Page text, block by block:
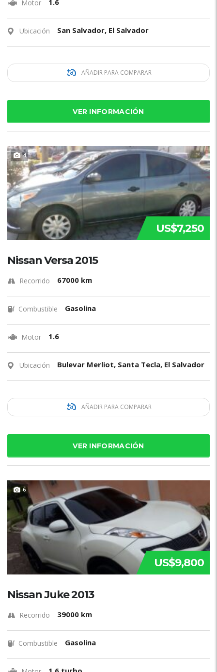
Motor 1.6
Ubicación San Salvador, El Salvador
AÑADIR PARA COMPARAR
VER INFORMACIÓN
4
US$7,250
Nissan Versa 2015
Recorrido 67000 km
Combustible Gasolina
Motor 1.6
Ubicación Bulevar Merliot, Santa Tecla, El Salvador
AÑADIR PARA COMPARAR
VER INFORMACIÓN
6
US$9,800
Nissan Juke 2013
Recorrido 39000 km
Combustible Gasolina